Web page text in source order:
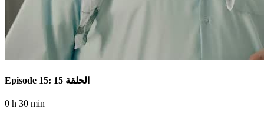
Episode 15: الحلقة 15
0 h 30 min